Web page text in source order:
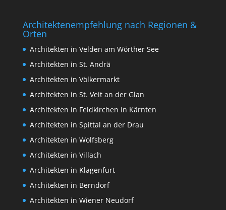
Architektenempfehlung nach Regionen &
Orten
Architekten in Velden am Wörther See
Architekten in St. Andrä
Architekten in Völkermarkt
Architekten in St. Veit an der Glan
Architekten in Feldkirchen in Kärnten
Architekten in Spittal an der Drau
Architekten in Wolfsberg
Architekten in Villach
Architekten in Klagenfurt
Architekten in Berndorf
Architekten in Wiener Neudorf